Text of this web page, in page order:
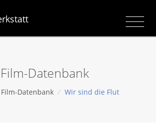
Film-Datenbank
Film-Datenbank / Wir sind die Flut